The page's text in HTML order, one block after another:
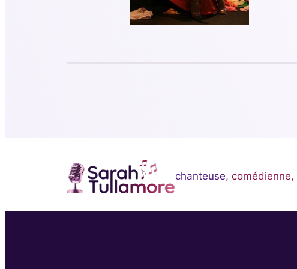
chanteuse, comédienne,